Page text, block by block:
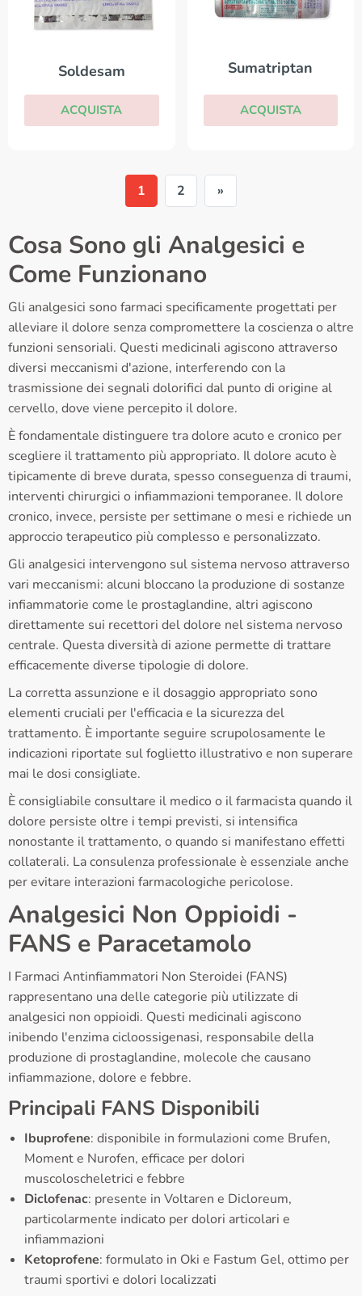
Soldesam
ACQUISTA
Sumatriptan
ACQUISTA
1 2 »
Cosa Sono gli Analgesici e
Come Funzionano
Gli analgesici sono farmaci specificamente progettati per
alleviare il dolore senza compromettere la coscienza o altre
funzioni sensoriali. Questi medicinali agiscono attraverso
diversi meccanismi d'azione, interferendo con la
trasmissione dei segnali dolorifici dal punto di origine al
cervello, dove viene percepito il dolore.
È fondamentale distinguere tra dolore acuto e cronico per
scegliere il trattamento più appropriato. Il dolore acuto è
tipicamente di breve durata, spesso conseguenza di traumi,
interventi chirurgici o infiammazioni temporanee. Il dolore
cronico, invece, persiste per settimane o mesi e richiede un
approccio terapeutico più complesso e personalizzato.
Gli analgesici intervengono sul sistema nervoso attraverso
vari meccanismi: alcuni bloccano la produzione di sostanze
infiammatorie come le prostaglandine, altri agiscono
direttamente sui recettori del dolore nel sistema nervoso
centrale. Questa diversità di azione permette di trattare
efficacemente diverse tipologie di dolore.
La corretta assunzione e il dosaggio appropriato sono
elementi cruciali per l'efficacia e la sicurezza del
trattamento. È importante seguire scrupolosamente le
indicazioni riportate sul foglietto illustrativo e non superare
mai le dosi consigliate.
È consigliabile consultare il medico o il farmacista quando il
dolore persiste oltre i tempi previsti, si intensifica
nonostante il trattamento, o quando si manifestano effetti
collaterali. La consulenza professionale è essenziale anche
per evitare interazioni farmacologiche pericolose.
Analgesici Non Oppioidi -
FANS e Paracetamolo
I Farmaci Antinfiammatori Non Steroidei (FANS)
rappresentano una delle categorie più utilizzate di
analgesici non oppioidi. Questi medicinali agiscono
inibendo l'enzima cicloossigenasi, responsabile della
produzione di prostaglandine, molecole che causano
infiammazione, dolore e febbre.
Principali FANS Disponibili
Ibuprofene: disponibile in formulazioni come Brufen,
Moment e Nurofen, efficace per dolori
muscoloscheletrici e febbre
Diclofenac: presente in Voltaren e Dicloreum,
particolarmente indicato per dolori articolari e
infiammazioni
Ketoprofene: formulato in Oki e Fastum Gel, ottimo per
traumi sportivi e dolori localizzati